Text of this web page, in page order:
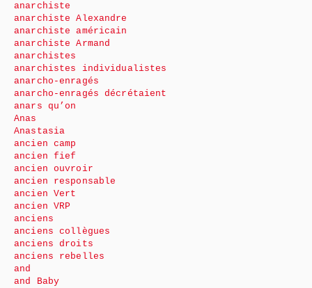
anarchiste
anarchiste Alexandre
anarchiste américain
anarchiste Armand
anarchistes
anarchistes individualistes
anarcho-enragés
anarcho-enragés décrétaient
anars qu’on
Anas
Anastasia
ancien camp
ancien fief
ancien ouvroir
ancien responsable
ancien Vert
ancien VRP
anciens
anciens collègues
anciens droits
anciens rebelles
and
and Baby